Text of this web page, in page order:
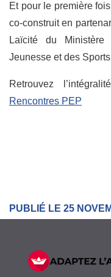
Et pour le première
co-construit en
Laïcité du
Jeunesse et des
Retrouvez
Rencontres PEP
PUBLIÉ LE 25